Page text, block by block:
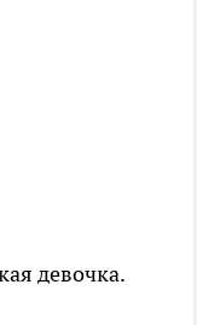
девочка.